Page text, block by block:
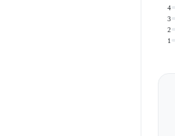
1
2
3
4